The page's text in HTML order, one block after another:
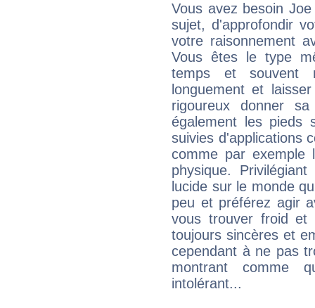
Vous avez besoin
sujet, d'approfondir
votre raisonnement
Vous êtes le type
temps et souvent
longuement et
rigoureux donner
également les pieds
suivies d'applications
comme par exemple
physique.
lucide sur le monde
peu et préférez agir
vous trouver froid et
toujours sincères et
cependant à ne pas
montrant comme
intolérant...